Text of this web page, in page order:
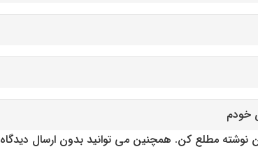
نوشته مطلع کن. همچنین می توانید بدون ارسال دیدگاه